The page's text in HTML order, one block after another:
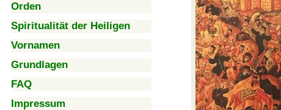
Orden
Spiritualität der Heiligen
Vornamen
Grundlagen
FAQ
Impressum